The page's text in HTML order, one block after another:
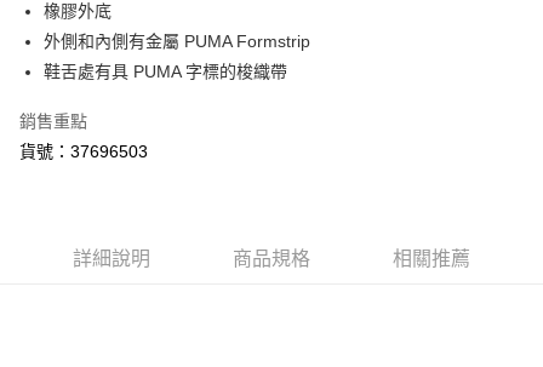
悠遊付
Google Pay
貨到付款
橡膠外底
外側和內側有金屬 PUMA Formstrip
鞋舌處有具 PUMA 字標的梭織帶
銷售重點
貨號：37696503
詳細說明 商品規格 相關推薦